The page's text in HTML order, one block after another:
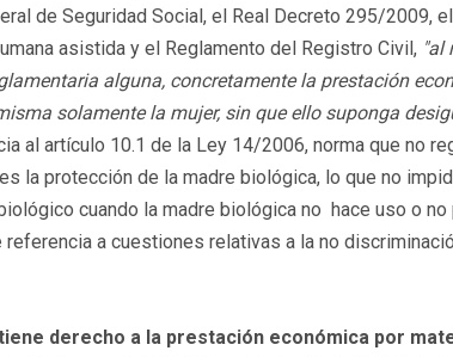
de Seguridad Social, el Real Decreto 295/2009,
asistida y el Reglamento del Registro Civil, "al
alguna, concretamente la prestación
solamente la mujer, sin que ello suponga
al artículo 10.1 de la Ley 14/2006, norma que no
la protección de la madre biológica, lo que no
cuando la madre biológica no hace uso o no
a cuestiones relativas a la no
derecho a la prestación económica por